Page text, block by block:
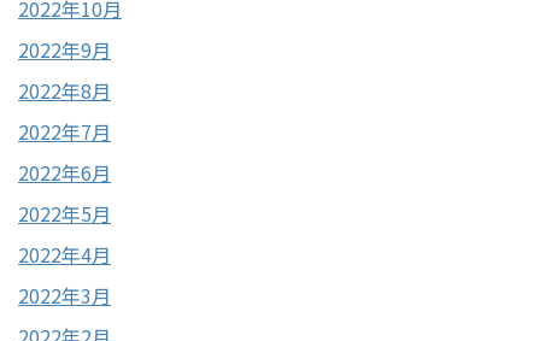
2022年10月
2022年9月
2022年8月
2022年7月
2022年6月
2022年5月
2022年4月
2022年3月